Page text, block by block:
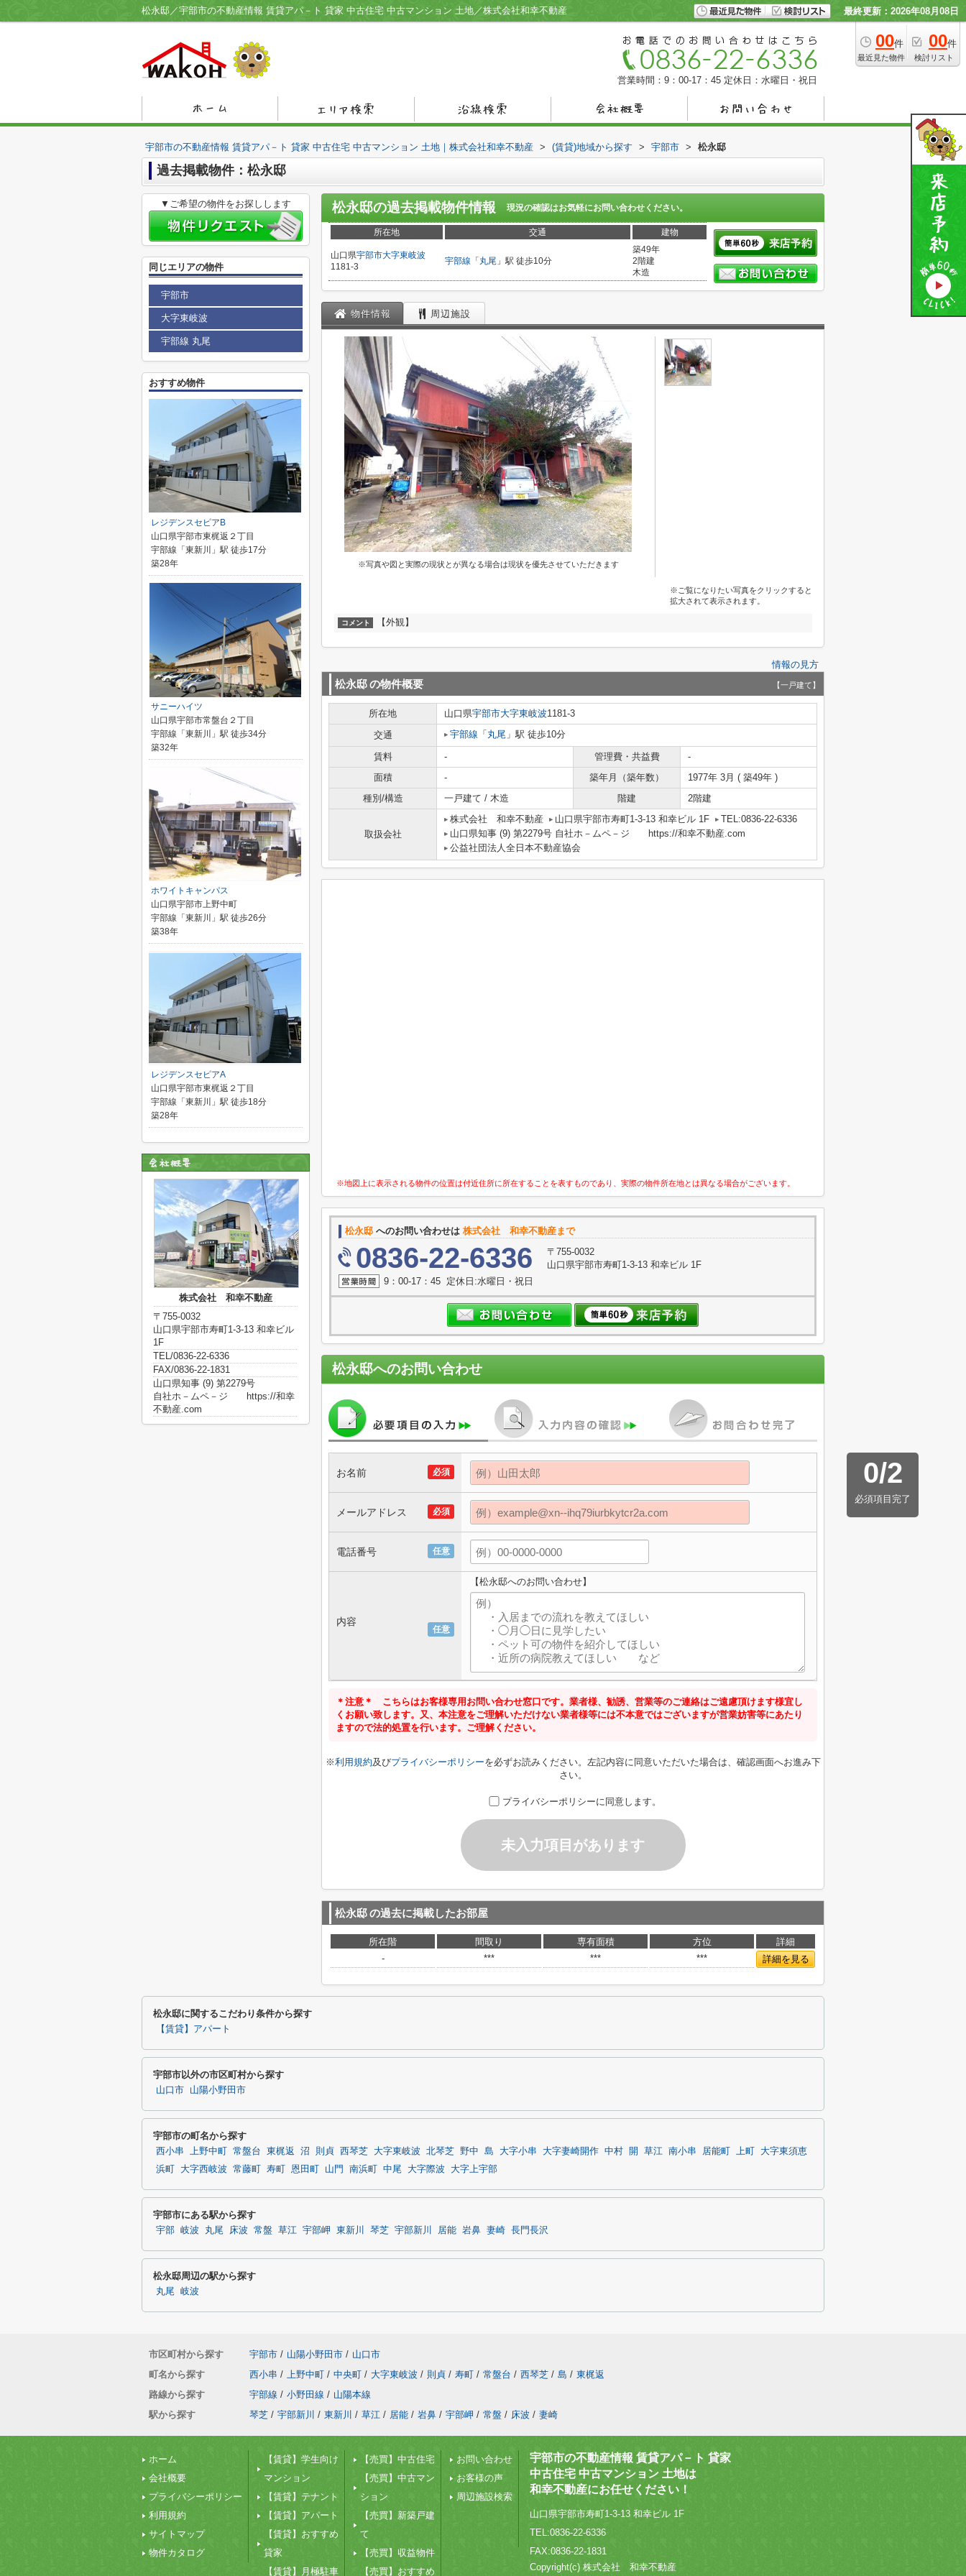
松永邸／宇部市の不動産情報 賃貸アパ－ト 貸家 中古住宅 中古マンション 土地／株式会社和幸不動産 最終更新：2026年08月08日
00件
最近見た物件
00件
検討リスト
営業時間：9：00-17：45 定休日：水曜日・祝日
宇部市の不動産情報 賃貸アパ－ト 貸家 中古住宅 中古マンション 土地｜株式会社和幸不動産 > (賃貸)地域から探す > 宇部市 > 松永邸
過去掲載物件：松永邸
松永邸の過去掲載物件情報 現況の確認はお気軽にお問い合わせください。
所在地 交通 建物
山口県宇部市大字東岐波
1181-3
宇部線 「 丸尾 」駅 徒歩10分
築49年
2階建
木造
物件情報 周辺施設
※写真や図と実際の現状とが異なる場合は現状を優先させていただきます
※ご覧になりたい写真をクリックすると
拡大されて表示されます。
コメント 【外観】
情報の見方
松永邸の物件概要 【一戸建て】
所在地 山口県宇部市大字東岐波1181-3
交通
宇部線 「 丸尾 」駅 徒歩10分
賃料 - 管理費・共益費
-
面積
- 築年月（築年数）
1977年 3月 ( 築49年 )
種別/構造
一戸建て / 木造 階建 2階建
取扱会社
株式会社 和幸不動産 山口県宇部市寿町1-3-13 和幸ビル 1F
TEL:0836-22-6336
山口県知事 (9) 第2279号 自社ホ－ムペ－ジ https://和幸不動産.com
公益社団法人全日本不動産協会
※地図上に表示される物件の位置は付近住所に所在することを表すものであり、実際の物件所在地とは異なる場合がございます。
松永邸 へのお問い合わせは 株式会社 和幸不動産まで
0836-22-6336
〒755-0032
山口県宇部市寿町1-3-13 和幸ビル 1F
9：00-17：45 定休日:水曜日・祝日
松永邸へのお問い合わせ
0/2
必須項目完了
必須
お名前
必須
メールアドレス
任意
電話番号
任意
内容
【松永邸へのお問い合わせ】
＊注意＊ こちらはお客様専用お問い合わせ窓口です。業者様、勧誘、営業等のご連絡はご遠慮頂けます様宜し
くお願い致します。又、本注意をご理解いただけない業者様等には不本意ではございますが営業妨害等にあたり
ますので法的処置を行います。ご理解ください。
※利用規約及びプライバシーポリシーを必ずお読みください。左記内容に同意いただいた場合は、確認画面へお進み下
さい。
プライバシーポリシーに同意します。
未入力項目があります
松永邸の過去に掲載したお部屋
所在階 間取り 専有面積 方位
詳細
-
*** *** *** 詳細を見る
▼ご希望の物件をお探しします
同じエリアの物件
宇部市
大字東岐波
宇部線 丸尾
おすすめ物件
レジデンスセピアB
山口県宇部市東梶返２丁目
宇部線「東新川」駅 徒歩17分
築28年
サニーハイツ
山口県宇部市常盤台２丁目
宇部線「東新川」駅 徒歩34分
築32年
ホワイトキャンパス
山口県宇部市上野中町
宇部線「東新川」駅 徒歩26分
築38年
レジデンスセピアA
山口県宇部市東梶返２丁目
宇部線「東新川」駅 徒歩18分
築28年
株式会社 和幸不動産
〒755-0032
山口県宇部市寿町1-3-13 和幸ビル
1F
TEL/0836-22-6336
FAX/0836-22-1831
山口県知事 (9) 第2279号
自社ホ－ムペ－ジ https://和幸
不動産.com
松永邸に関するこだわり条件から探す
【賃貸】アパート
宇部市以外の市区町村から探す
山口市 山陽小野田市
宇部市の町名から探す
西小串 上野中町 常盤台 東梶返 沼 則貞 西琴芝 大字東岐波 北琴芝 野中 島 大字小串 大字妻崎開作 中村 開 草江 南小串 居能町 上町
大字東須恵
浜町
大字西岐波 常藤町 寿町 恩田町 山門 南浜町 中尾 大字際波 大字上宇部
宇部市にある駅から探す
宇部 岐波 丸尾 床波 常盤 草江 宇部岬 東新川 琴芝 宇部新川 居能 岩鼻 妻崎 長門長沢
松永邸周辺の駅から探す
丸尾 岐波
市区町村から探す 宇部市 / 山陽小野田市 / 山口市
町名から探す
西小串 / 上野中町 / 中央町 / 大字東岐波 / 則貞 / 寿町 / 常盤台 / 西琴芝 / 島 / 東梶返
路線から探す
宇部線 / 小野田線 / 山陽本線
駅から探す
琴芝 / 宇部新川 / 東新川 / 草江 / 居能 / 岩鼻 / 宇部岬 / 常盤 / 床波 / 妻崎
ホーム
会社概要
プライバシーポリシー
利用規約
サイトマップ
物件カタログ
【賃貸】学生向け
マンション
【賃貸】テナント
【賃貸】アパート
【賃貸】おすすめ
貸家
【賃貸】月極駐車
【売買】中古住宅
【売買】中古マン
ション
【売買】新築戸建
て
【売買】収益物件
【売買】おすすめ
お問い合わせ
お客様の声
周辺施設検索
宇部市の不動産情報 賃貸アパ－ト 貸家
中古住宅 中古マンション 土地は
和幸不動産にお任せください！
山口県宇部市寿町1-3-13 和幸ビル 1F
TEL:0836-22-6336
FAX:0836-22-1831
Copyright(c) 株式会社 和幸不動産